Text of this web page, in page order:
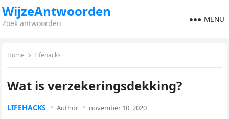
WijzeAntwoorden
Zoek antwoorden MENU
Home Lifehacks
Wat is verzekeringsdekking?
LIFEHACKS Author november 10, 2020